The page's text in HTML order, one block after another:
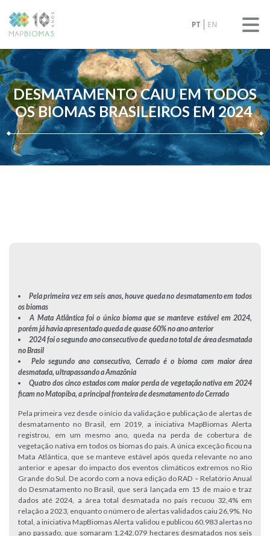
PT EN
DESMATAMENTO CAIU EM TODOS
OS BIOMAS BRASILEIROS EM 2024
Pela primeira vez em seis anos, houve queda no desmatamento em todos
os biomas
A Mata Atlântica foi o único bioma que se manteve estável em 2024,
porém já havia apresentado queda de quase 60% no ano anterior
2024 foi o segundo ano consecutivo de queda no total de área desmatada
no Brasil
Pelo segundo ano consecutivo, Cerrado é o bioma com maior área
desmatada, ultrapassando a Amazônia
Quatro dos cinco estados com maior perda de vegetação nativa em 2024
ficam no Matopiba, a principal fronteira de desmatamento do Cerrado
Pela primeira vez desde o início da validação e publicação de alertas de
desmatamento no Brasil, em 2019, a iniciativa MapBiomas Alerta
registrou, em um mesmo ano, queda na perda de cobertura de
vegetação nativa em todos os biomas do país. A única exceção ficou na
Mata Atlântica, que se manteve estável após queda relevante no ano
anterior e apesar do impacto dos eventos climáticos extremos no Rio
Grande do Sul. De acordo com a nova edição do RAD – Relatório Anual
do Desmatamento no Brasil, que será lançada em 15 de maio e traz
dados até 2024, a área total desmatada no país recuou 32,4% em
relação a 2023, enquanto o número de alertas validados caiu 26,9%. No
total, a iniciativa MapBiomas Alerta validou e publicou 60.983 alertas no
ano passado, que somaram 1.242.079 hectares desmatados nos seis